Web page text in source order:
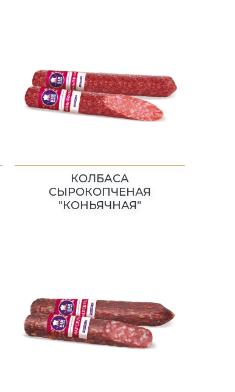
КОЛБАСА
СЫРОКОПЧЕНАЯ
"КОНЬЯЧНАЯ"